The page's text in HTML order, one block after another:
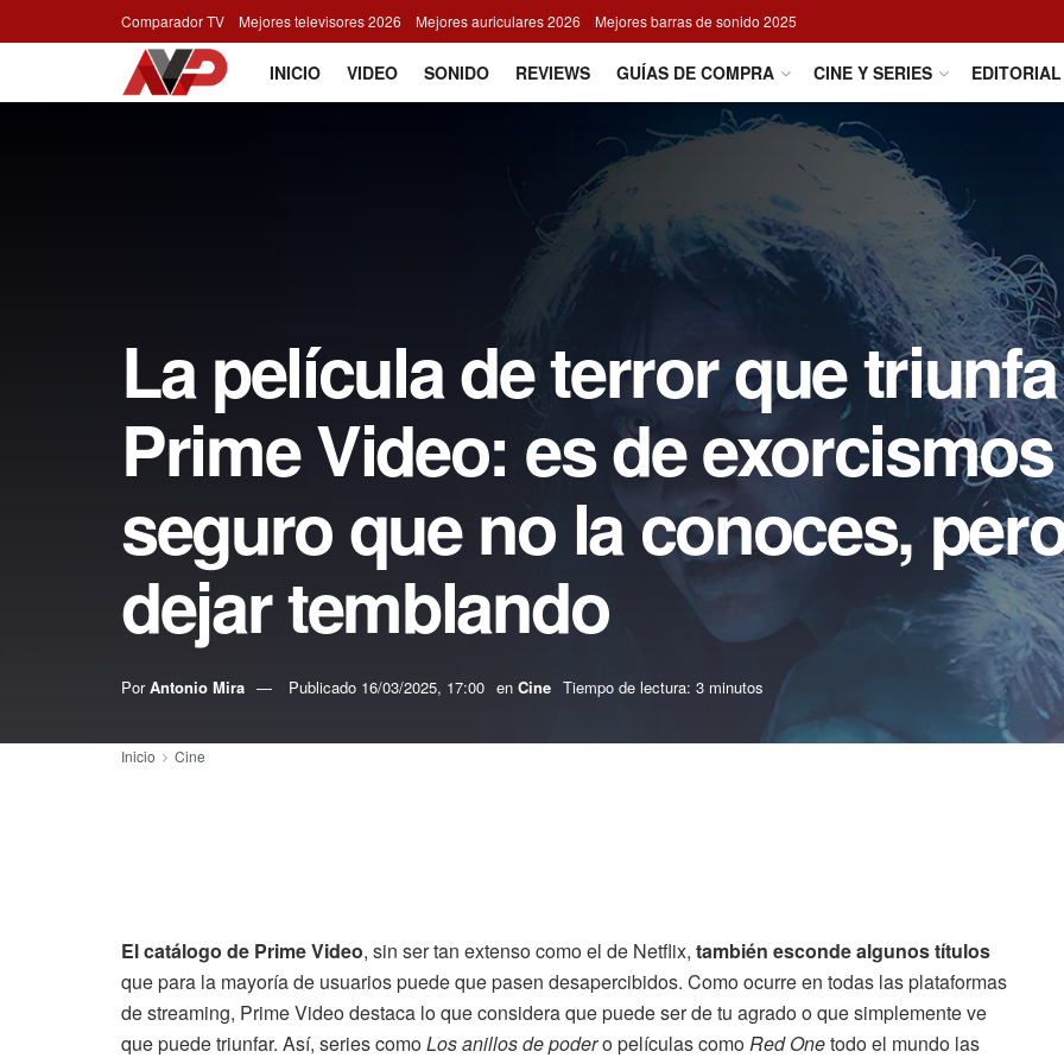
Comparador TV Mejores televisores 2026 Mejores auriculares 2026 Mejores barras de sonido 2025
INICIO VIDEO SONIDO REVIEWS GUÍAS DE COMPRA CINE Y SERIES EDITORIAL
La película de terror que
Prime Video: es de
seguro que no la conoces,
dejar temblando
Por Antonio Mira Publicado 16/03/2025, 17:00 en Cine Tiempo de lectura: 3 minutos
Inicio Cine
El catálogo de Prime Video, sin ser tan extenso como el de Netflix, también esconde algunos títulos
que para la mayoría de usuarios puede que pasen desapercibidos. Como ocurre en todas las plataformas
de streaming, Prime Video destaca lo que considera que puede ser de tu agrado o que simplemente ve
que puede triunfar. Así, series comoLos anillos de podero películas comoRed Onetodo el mundo las